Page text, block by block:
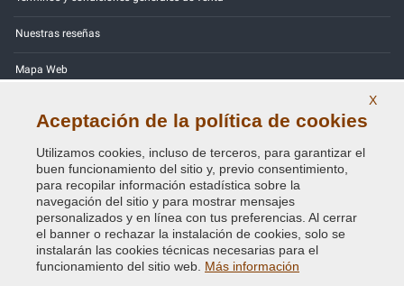
Nuestras reseñas
Mapa Web
Política de Privacidad - RGPD
Copyright © 2014 - 2026. All Rights Reserved.
X
Aceptación de la política de cookies
Utilizamos cookies, incluso de terceros, para garantizar el
buen funcionamiento del sitio y, previo consentimiento,
para recopilar información estadística sobre la
navegación del sitio y para mostrar mensajes
personalizados y en línea con tus preferencias. Al cerrar
el banner o rechazar la instalación de cookies, solo se
instalarán las cookies técnicas necesarias para el
funcionamiento del sitio web. Más información